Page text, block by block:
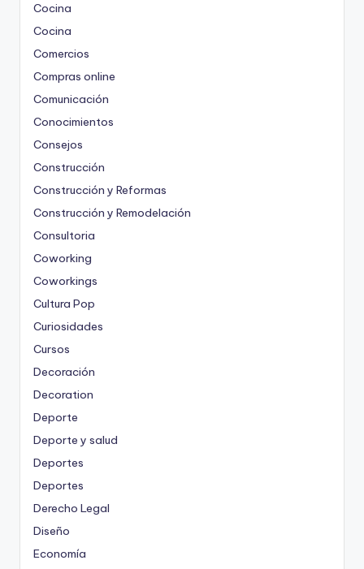
Cocina
Cocina
Comercios
Compras online
Comunicación
Conocimientos
Consejos
Construcción
Construcción y Reformas
Construcción y Remodelación
Consultoria
Coworking
Coworkings
Cultura Pop
Curiosidades
Cursos
Decoración
Decoration
Deporte
Deporte y salud
Deportes
Deportes
Derecho Legal
Diseño
Economía